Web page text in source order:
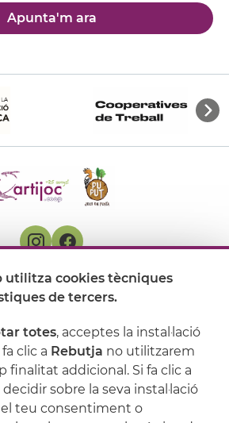
Apunta'm ara
utilitza cookies tècniques
de tercers.
totes, acceptes la instal·lació
clic a Rebutja no utilitzarem
finalitat addicional. Si fa clic a
sobre la seva instal·lació
el teu consentiment o